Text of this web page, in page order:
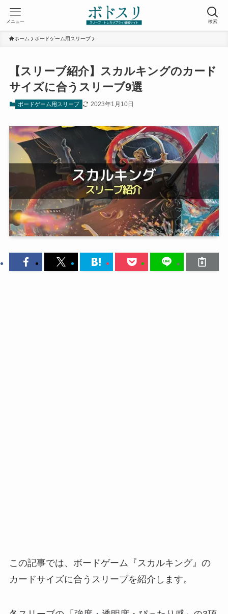
検索
メニュー
ホーム ボードゲーム用スリーブ
【スリーブ紹介】スカルキングのカード
サイズに合うスリーブ9選
ボードゲーム用スリーブ 2023年1月10日
この記事では、ボードゲーム『スカルキング』の
カードサイズに合うスリーブを紹介します。